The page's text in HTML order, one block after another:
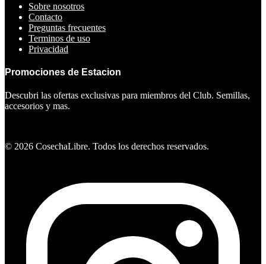
Sobre nosotros
Contacto
Preguntas frecuentes
Terminos de uso
Privacidad
Promociones de Estacion
Descubri las ofertas exclusivas para miembros del Club. Semillas,
accesorios y mas.
© 2026 CosechaLibre. Todos los derechos reservados.